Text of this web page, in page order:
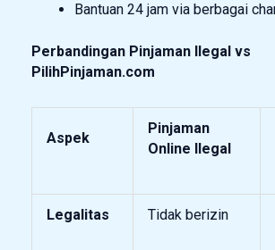
Bantuan 24 jam via berbagai
Perbandingan Pinjaman Ilegal vs
PilihPinjaman.com
Aspek
Pinjaman
Online Ilegal
Legalitas Tidak berizin